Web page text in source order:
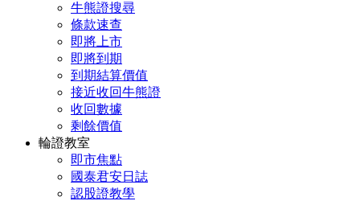
牛熊證搜尋
條款速查
即將上市
即將到期
到期結算價值
接近收回牛熊證
收回數據
剩餘價值
輪證教室
即市焦點
國泰君安日誌
認股證教學